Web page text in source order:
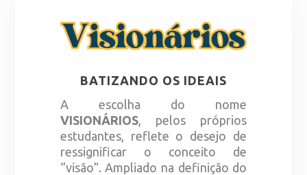
BATIZANDO OS IDEAIS
A escolha do nome
VISIONÁRIOS, pelos próprios
estudantes, reflete o desejo de
ressignificar o conceito de
“visão”. Ampliado na definição do